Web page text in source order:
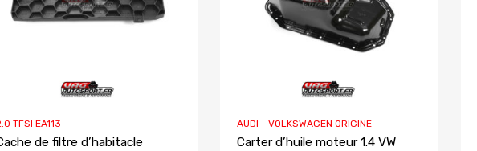
TFSI EA113
de filtre d’habitacle
AUDI - VOLKSWAGEN ORIGINE
Carter d’huile moteur 1.4 VW